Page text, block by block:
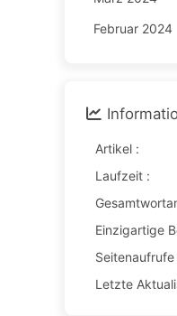
Februar 2024
Artikel :
Laufzeit :
Einzigartige
Seitenaufrufe
Letzte